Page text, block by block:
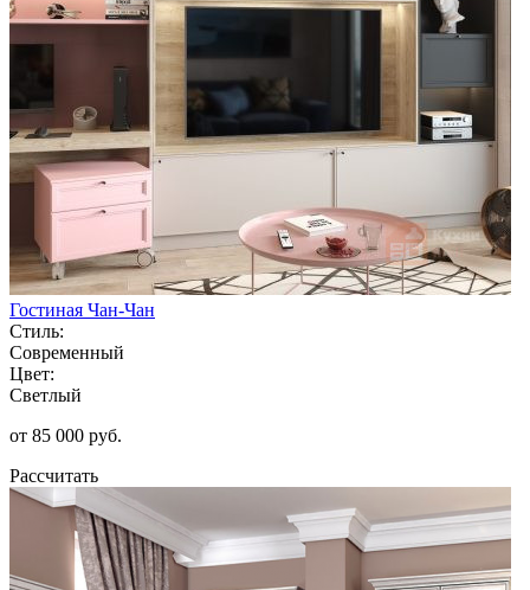
Гостиная Чан-Чан
Стиль:
Современный
Цвет:
Светлый
от 85 000 руб.
Рассчитать